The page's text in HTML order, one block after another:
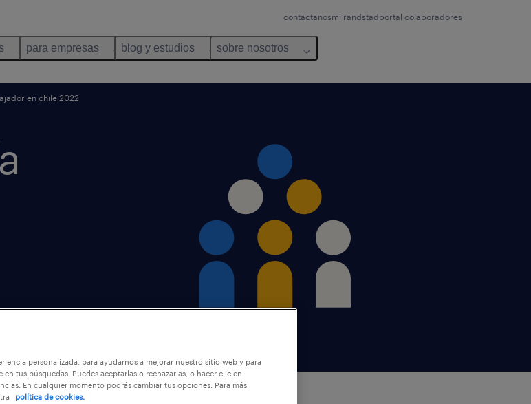
contactanosmi randstadportal colaboradores
para empresas blog y estudios sobre nosotros
en chile 2022
personalizada, para ayudarnos a mejorar nuestro sitio web y para
tus búsquedas. Puedes aceptarlas o rechazarlas, o hacer clic en
En cualquier momento podrás cambiar tus opciones. Para más
política de cookies.